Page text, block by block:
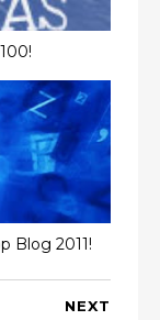
Blog 2011!
NEXT